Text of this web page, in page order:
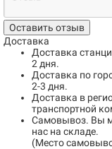
Оставить отзыв
Доставка
Доставка
2 дня.
Доставка по
2-3 дня.
Доставка в
транспортной
Самовывоз. Вы
нас на складе.
(Место